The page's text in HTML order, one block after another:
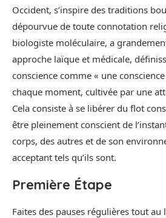
Occident, s’inspire des traditions
dépourvue de toute connotation
biologiste moléculaire, a
approche laïque et médicale,
conscience comme « une
chaque moment, cultivée par une
Cela consiste à se libérer du flot
être pleinement conscient de
corps, des autres et de son
acceptant tels qu’ils sont.
Première Étape
Faites des pauses régulières tout